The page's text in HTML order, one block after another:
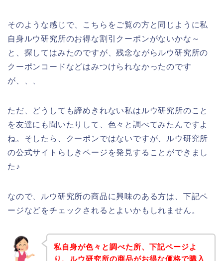
そのような感じで、こちらをご覧の方と同じように私
自身ルウ研究所のお得な割引クーポンがないかな～
と、探してはみたのですが、残念ながらルウ研究所の
クーポンコードなどはみつけられなかったのです
が、、、
ただ、どうしても諦めきれない私はルウ研究所のこと
を友達にも聞いたりして、色々と調べてみたんですよ
ね。そしたら、クーポンではないですが、ルウ研究所
の公式サイトらしきページを発見することができまし
た♪
なので、ルウ研究所の商品に興味のある方は、下記ペ
ージなどをチェックされるとよいかもしれません。
私自身が色々と調べた所、下記ページよ
り、ルウ研究所の商品がお得な価格で購入